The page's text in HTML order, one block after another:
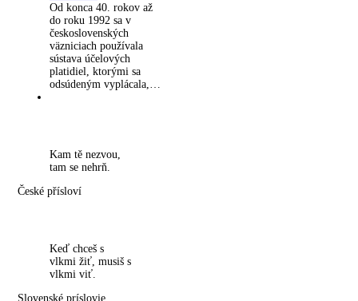
Od konca 40. rokov až
do roku 1992 sa v
československých
väzniciach používala
sústava účelových
platidiel, ktorými sa
odsúdeným vyplácala,…
Kam tě nezvou,
tam se nehrň.
České přísloví
Keď chceš s
vlkmi žiť, musiš s
vlkmi viť.
Slovenské príslovie